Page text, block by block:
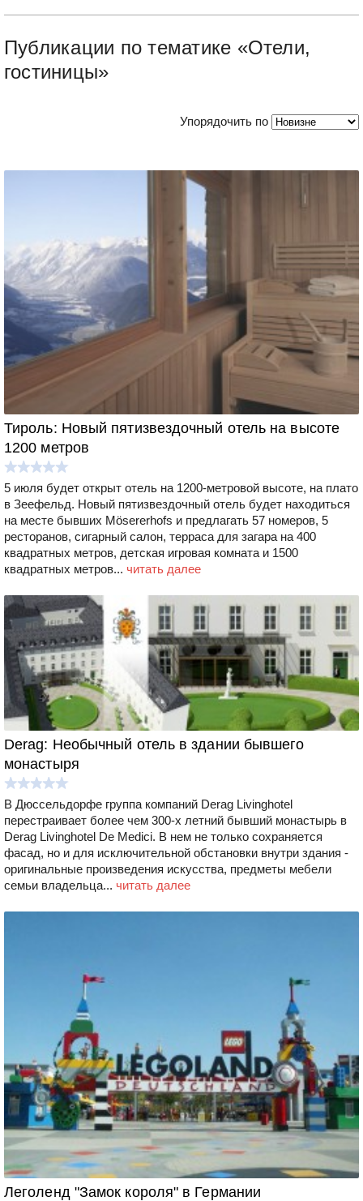
Публикации по тематике «Отели,
гостиницы»
Упорядочить по
Тироль: Новый пятизвездочный отель на высоте
1200 метров
5 июля будет открыт отель на 1200-метровой высоте, на плато
в Зеефельд. Новый пятизвездочный отель будет находиться
на месте бывших Mösererhofs и предлагать 57 номеров, 5
ресторанов, сигарный салон, терраса для загара на 400
квадратных метров, детская игровая комната и 1500
квадратных метров... читать далее
Derag: Необычный отель в здании бывшего
монастыря
В Дюссельдорфе группа компаний Derag Livinghotel
перестраивает более чем 300-х летний бывший монастырь в
Derag Livinghotel De Medici. В нем не только сохраняется
фасад, но и для исключительной обстановки внутри здания -
оригинальные произведения искусства, предметы мебели
семьи владельца... читать далее
Леголенд "Замок короля" в Германии